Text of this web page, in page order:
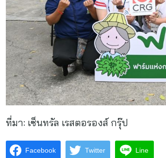
ที่มา: เซ็นทรัล เรสตอรองส์ กรุ๊ป
Facebook Twitter Line